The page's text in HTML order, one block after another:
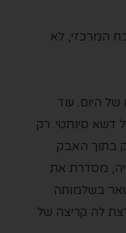
המרכזי, לא
היום. עוד
דשא סינתטי. רק
בתוך האבק
מסדרת את
בשלמותה.
לה קריצה של